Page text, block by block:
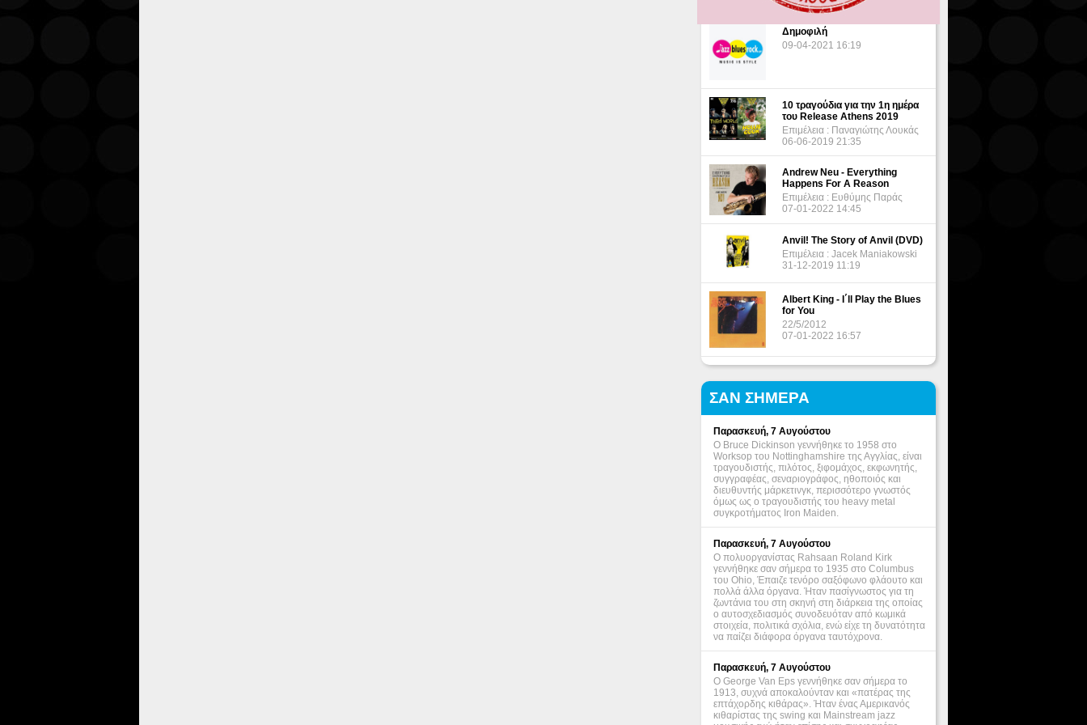
Δημοφιλή
09-04-2021 16:19
10 τραγούδια για την 1η ημέρα
του Release Athens 2019
Επιμέλεια : Παναγιώτης Λουκάς
06-06-2019 21:35
Andrew Neu - Everything
Happens For A Reason
Επιμέλεια : Ευθύμης Παράς
07-01-2022 14:45
Anvil! The Story of Anvil (DVD)
Επιμέλεια : Jacek Maniakowski
31-12-2019 11:19
Albert King - I΄ll Play the Blues
for You
22/5/2012
07-01-2022 16:57
ΣΑΝ ΣΗΜΕΡΑ
Παρασκευή, 7 Αυγούστου
Ο Bruce Dickinson γεννήθηκε το 1958 στο
Worksop του Nottinghamshire της Αγγλίας, είναι
τραγουδιστής, πιλότος, ξιφομάχος, εκφωνητής,
συγγραφέας, σεναριογράφος, ηθοποιός και
διευθυντής μάρκετινγκ, περισσότερο γνωστός
όμως ως ο τραγουδιστής του heavy metal
συγκροτήματος Iron Maiden.
Παρασκευή, 7 Αυγούστου
Ο πολυοργανίστας Rahsaan Roland Kirk
γεννήθηκε σαν σήμερα το 1935 στο Columbus
του Ohio, Έπαιζε τενόρο σαξόφωνο φλάουτο και
πολλά άλλα όργανα. Ήταν πασίγνωστος για τη
ζωντάνια του στη σκηνή στη διάρκεια της οποίας
ο αυτοσχεδιασμός συνοδευόταν από κωμικά
στοιχεία, πολιτικά σχόλια, ενώ είχε τη δυνατότητα
να παίζει διάφορα όργανα ταυτόχρονα.
Παρασκευή, 7 Αυγούστου
Ο George Van Eps γεννήθηκε σαν σήμερα το
1913, συχνά αποκαλούνταν και «πατέρας της
επτάχορδης κιθάρας». Ήταν ένας Αμερικανός
κιθαρίστας της swing και Mainstream jazz